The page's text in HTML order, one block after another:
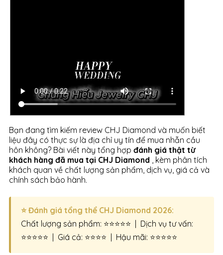
Bạn đang tìm kiếm review CHJ Diamond và muốn biết
liệu đây có thực sự là địa chỉ uy tín để mua nhẫn cầu
hôn không? Bài viết này tổng hợp đánh giá thật từ
khách hàng đã mua tại CHJ Diamond
, kèm phân tích
khách quan về chất lượng sản phẩm, dịch vụ, giá cả và
chính sách bảo hành.
⭐ Đánh giá tổng thể CHJ Diamond 2026:
Chất lượng sản phẩm: ⭐⭐⭐⭐⭐ | Dịch vụ tư vấn:
⭐⭐⭐⭐⭐ | Giá cả: ⭐⭐⭐⭐ | Hậu mãi: ⭐⭐⭐⭐⭐